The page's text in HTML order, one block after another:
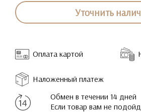
Уточнить
Оплата картой
Наложенный платеж
Обмен в течении 14 дней
Если товар вам не